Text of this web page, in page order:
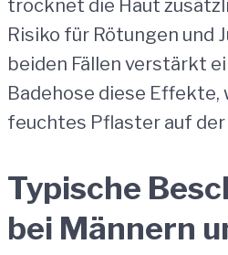
trocknet die Haut
Risiko für Rötungen und
beiden Fällen verstärkt
Badehose diese Effekte,
feuchtes Pflaster auf
Typische
bei Männern